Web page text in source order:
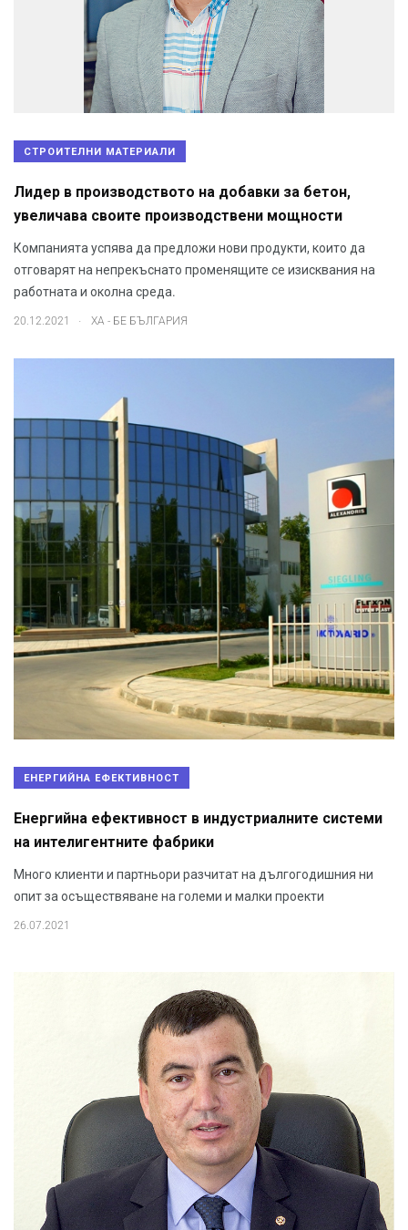
СТРОИТЕЛНИ МАТЕРИАЛИ
Лидер в производството на добавки за бетон,
увеличава своите производствени мощности
Компанията успява да предложи нови продукти, които да
отговарят на непрекъснато променящите се изисквания на
работната и околна среда.
20.12.2021 . ХА - БЕ БЪЛГАРИЯ
ЕНЕРГИЙНА ЕФЕКТИВНОСТ
Енергийна ефективност в индустриалните системи
на интелигентните фабрики
Много клиенти и партньори разчитат на дългогодишния ни
опит за осъществяване на големи и малки проекти
26.07.2021